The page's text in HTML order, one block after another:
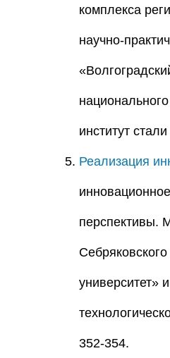
комплекса
научно-
институт
Реализация
перспективы.
университет»
352-354.